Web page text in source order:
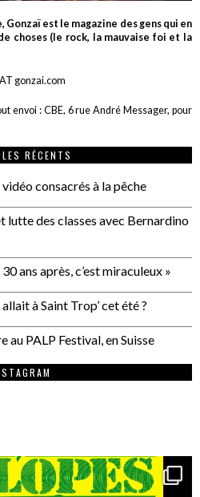
est le magazine des gens qui en
choses (le rock, la mauvaise foi et la
gonzai.com
envoi : CBE, 6 rue André Messager, pour
RÉCENTS
consacrés à la pêche
lutte des classes avec Bernardino
ans après, c’est miraculeux »
à Saint Trop’ cet été ?
au PALP Festival, en Suisse